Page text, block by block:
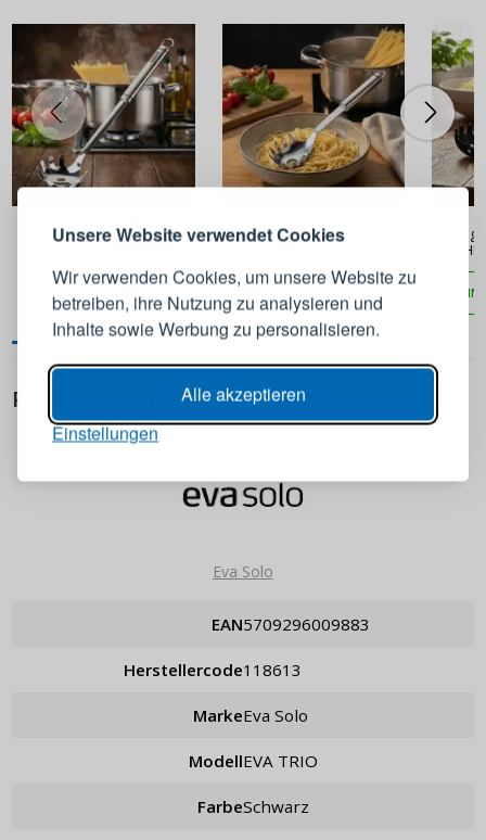
Unsere Website verwendet Cookies
Wir verwenden Cookies, um unsere Website zu
betreiben, ihre Nutzung zu analysieren und
Inhalte sowie Werbung zu personalisieren.
Alle akzeptieren
Einstellungen
Spaghettilöffel aus Edelstahl
IN DEN WARENKORB
Edelstahl-Pastalöffel KELA
IN DEN WARENKORB IN
PRODUKTDETAILS
Eva Solo
EAN 5709296009883
Herstellercode 118613
Marke Eva Solo
Modell EVA TRIO
Farbe schwarz
ANMELDEN REGISTRIEREN
Melden Sie sich bei Ihrem
E-Mail-Adresse